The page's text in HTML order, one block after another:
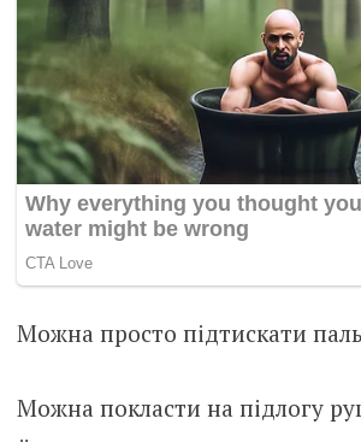
Можна просто підтискати
Можна покласти на підлогу